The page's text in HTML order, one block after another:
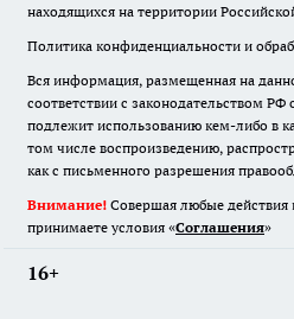
находящихся на территории
Политика конфиденциальности и
Вся информация, размещенная на
соответствии с законодательством РФ
подлежит использованию кем-либо в
том числе воспроизведению,
как с письменного разрешения
Внимание! Совершая любые действия
принимаете условия «Cоглашения»
16+